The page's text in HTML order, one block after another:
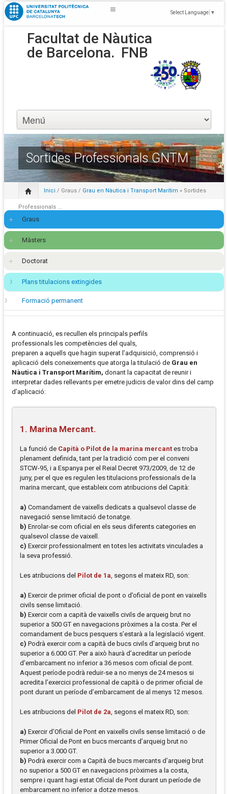
Select Language ▼
Facultat de Nàutica
de Barcelona. FNB
Sortides Professionals GNTM
Inici / Graus / Grau en Nàutica i Transport Marítim » Sortides
Professionals ...
Graus
Màsters
Doctorat
Plans titulacions extingides
Formació permanent
A continuació, es recullen els principals perfils
professionals les competències del quals,
preparen a aquells que hagin superat l’adquisició, comprensió i
aplicació dels coneixements que atorga la titulació de Grau en
Nàutica i Transport Marítim, donant la capacitat de reunir i
interpretar dades rellevants per emetre judicis de valor dins del camp
d’aplicació:
1. Marina Mercant.
La funció de Capità o Pilot de la marina mercant es troba
plenament definida, tant per la tradició com per el conveni
STCW-95, i a Espanya per el Reial Decret 973/2009, de 12 de
juny, per el que es regulen les titulacions professionals de la
marina mercant, que estableix com atribucions del Capità:
a) Comandament de vaixells dedicats a qualsevol classe de
navegació sense limitació de tonatge.
b) Enrolar-se com oficial en els seus diferents categories en
qualsevol classe de vaixell.
c) Exercir professionalment en totes les activitats vinculades a
la seva professió.
Les atribucions del Pilot de 1a, segons el mateix RD, son:
a) Exercir de primer oficial de pont o d’oficial de pont en vaixells
civils sense limitació.
b) Exercir com a capità de vaixells civils de arqueig brut no
superior a 500 GT en navegacions pròximes a la costa. Per el
comandament de bucs pesquers s’estarà a la legislació vigent.
c) Podrà exercir com a capità de bucs civils d’arqueig brut no
superior a 6.000 GT. Per a això haurà d’acreditar un període
d’embarcament no inferior a 36 mesos com oficial de pont.
Aquest període podrà reduir-se a no menys de 24 mesos si
acredita l’exercici professional de capità o de primer oficial de
pont durant un període d’embarcament de al menys 12 mesos.
Les atribucions del Pilot de 2a, segons el mateix RD, son:
a) Exercir d’Oficial de Pont en vaixells civils sense limitació o de
Primer Oficial de Pont en bucs mercants d’arqueig brut no
superior a 3.000 GT.
b) Podrà exercir com a Capità de bucs mercants d’arqueig brut
no superior a 500 GT en navegacions pròximes a la costa,
sempre i quant hagi estat Oficial de Pont durant un període de
embarcament no inferior a dotze mesos.